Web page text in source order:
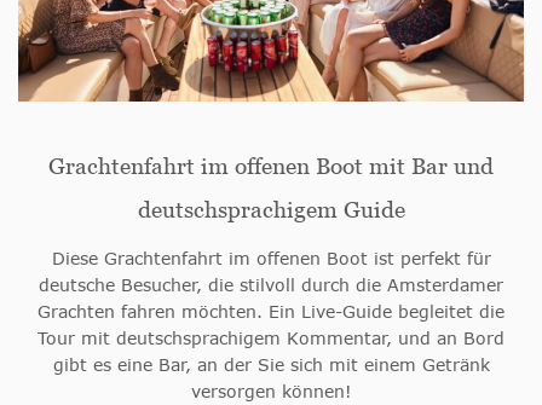
Grachtenfahrt im offenen Boot mit Bar und
deutschsprachigem Guide
Diese Grachtenfahrt im offenen Boot ist perfekt für
deutsche Besucher, die stilvoll durch die Amsterdamer
Grachten fahren möchten. Ein Live-Guide begleitet die
Tour mit deutschsprachigem Kommentar, und an Bord
gibt es eine Bar, an der Sie sich mit einem Getränk
versorgen können!